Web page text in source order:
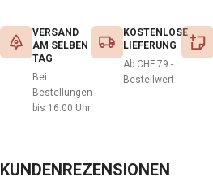
VERSAND
AM SELBEN
TAG
Bei
Bestellungen
bis 16:00 Uhr
KOSTENLOSE
LIEFERUNG
Ab CHF 79.-
Bestellwert
KUNDENREZENSIONEN